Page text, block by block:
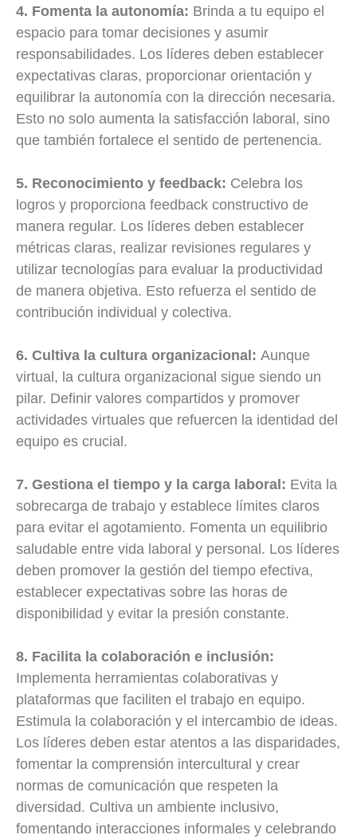
4. Fomenta la autonomía: Brinda a tu equipo el
espacio para tomar decisiones y asumir
responsabilidades. Los líderes deben establecer
expectativas claras, proporcionar orientación y
equilibrar la autonomía con la dirección necesaria.
Esto no solo aumenta la satisfacción laboral, sino
que también fortalece el sentido de pertenencia.
5. Reconocimiento y feedback: Celebra los
logros y proporciona feedback constructivo de
manera regular. Los líderes deben establecer
métricas claras, realizar revisiones regulares y
utilizar tecnologías para evaluar la productividad
de manera objetiva. Esto refuerza el sentido de
contribución individual y colectiva.
6. Cultiva la cultura organizacional: Aunque
virtual, la cultura organizacional sigue siendo un
pilar. Definir valores compartidos y promover
actividades virtuales que refuercen la identidad del
equipo es crucial.
7. Gestiona el tiempo y la carga laboral: Evita la
sobrecarga de trabajo y establece límites claros
para evitar el agotamiento. Fomenta un equilibrio
saludable entre vida laboral y personal. Los líderes
deben promover la gestión del tiempo efectiva,
establecer expectativas sobre las horas de
disponibilidad y evitar la presión constante.
8. Facilita la colaboración e inclusión:
Implementa herramientas colaborativas y
plataformas que faciliten el trabajo en equipo.
Estimula la colaboración y el intercambio de ideas.
Los líderes deben estar atentos a las disparidades,
fomentar la comprensión intercultural y crear
normas de comunicación que respeten la
diversidad. Cultiva un ambiente inclusivo,
fomentando interacciones informales y celebrando